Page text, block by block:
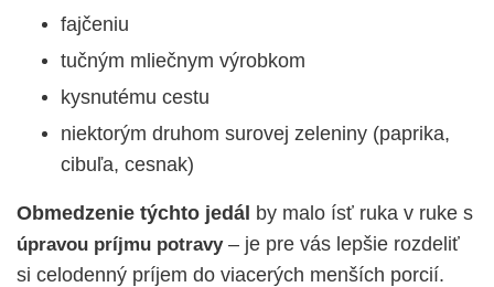
fajčeniu
tučným mliečnym výrobkom
kysnutému cestu
niektorým druhom surovej zeleniny (paprika,
cibuľa, cesnak)
Obmedzenie týchto jedál by malo ísť ruka v ruke s
úpravou príjmu potravy– je pre vás lepšie rozdeliť
si celodenný príjem do viacerých menších porcií.